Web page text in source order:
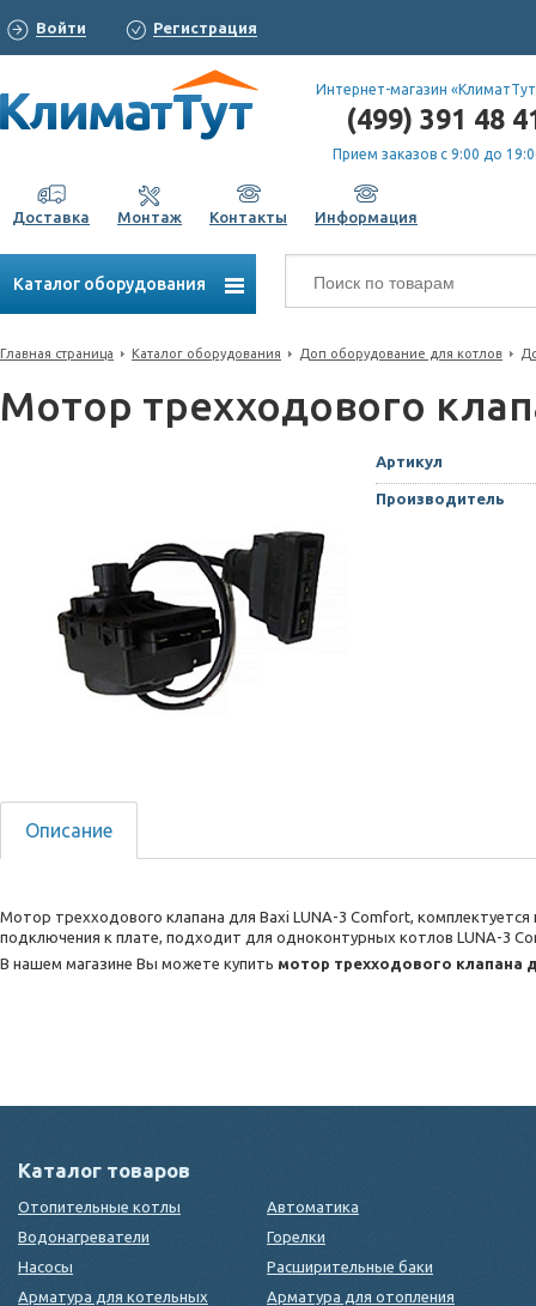
Войти Регистрация
Интернет-магазин
(499) 391 48
Прием заказов с 9:00 до
Доставка Монтаж Контакты Информация
Каталог оборудования
Главная страница Каталог оборудования Доп оборудование для котлов
Мотор трехходового
Артикул
Производитель
Описание
Мотор трехходового клапана для Baxi LUNA-3 Comfort,
подключения к плате, подходит для одноконтурных котлов LUNA-3
В нашем магазине Вы можете купить мотор трехходового клапана
Каталог товаров
Отопительные котлы
Автоматика
Водонагреватели
Горелки
Насосы
Расширительные баки
Арматура для котельных
Арматура для отопления